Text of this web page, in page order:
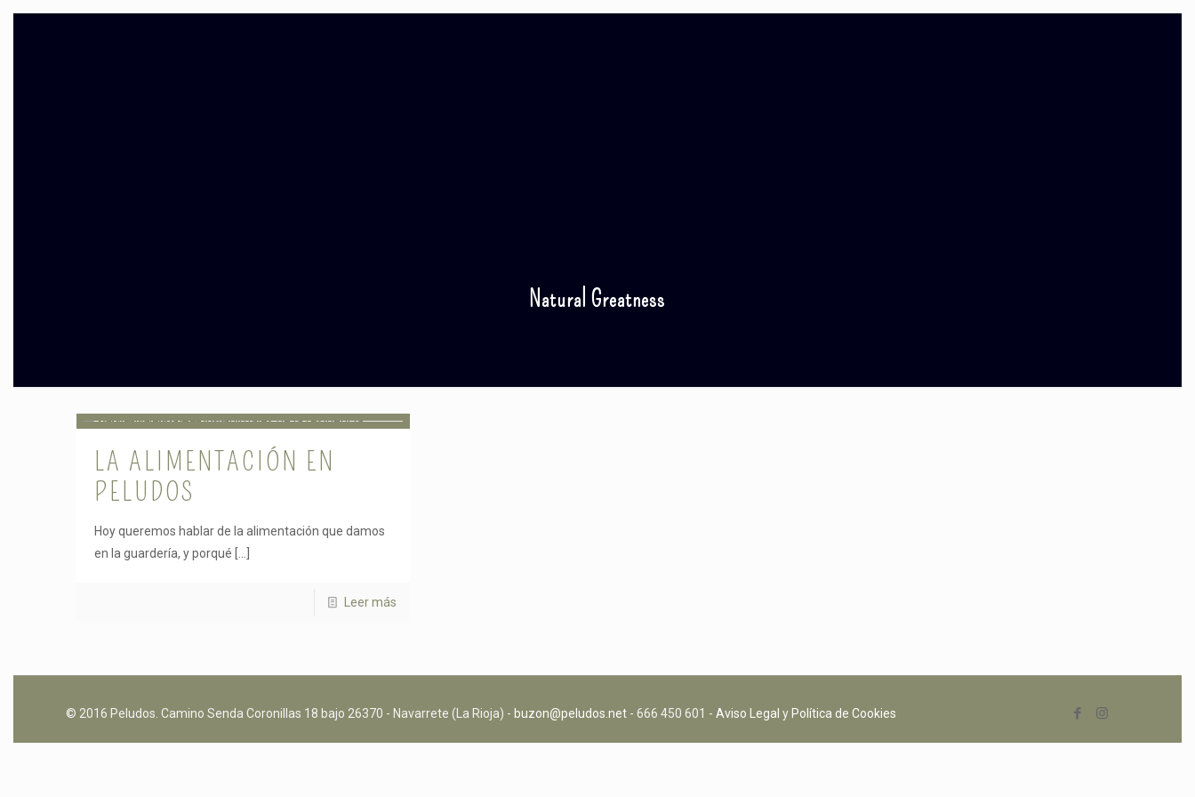
Natural Greatness
LA ALIMENTACIÓN EN
PELUDOS
Hoy queremos hablar de la alimentación que damos
en la guardería, y porqué
Leer más
© 2016 Peludos. Camino Senda Coronillas 18 bajo 26370 - Navarrete (La Rioja) - buzon@peludos.net - 666 450 601 -Aviso Legal y Política de Cookies